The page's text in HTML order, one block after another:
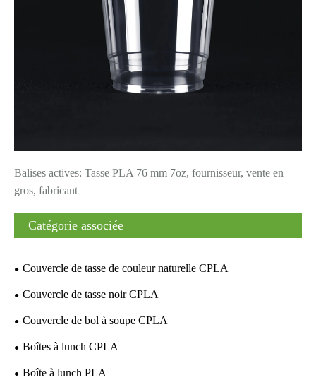
Balises actives: Tasse PLA 76 mm 7oz, fournisseur, vente en
gros, fabricant
Catégorie associée
Couvercle de tasse de couleur naturelle CPLA
Couvercle de tasse noir CPLA
Couvercle de bol à soupe CPLA
Boîtes à lunch CPLA
Boîte à lunch PLA